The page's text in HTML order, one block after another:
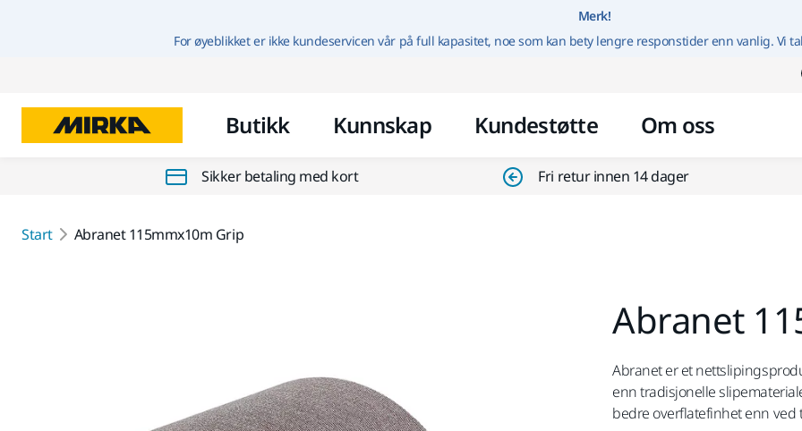
Gå til innhold
Merk!
For øyeblikket er ikke kundeservicen vår på full kapasitet, noe som kan bety lengre responstider enn vanlig. Vi
Butikk Kunnskap Kundestøtte Om oss
Sikker betaling med kort Fri retur innen 14 dager
Start Abranet 115mmx10m Grip
Abranet
Abranet er et
enn tradisjonelle
bedre overflatefinhet enn ved